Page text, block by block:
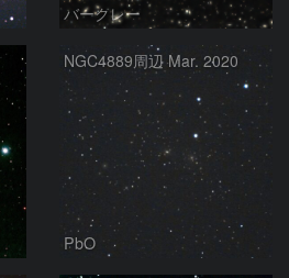
バークレー
NGC4889周辺 Mar. 2020
PbO